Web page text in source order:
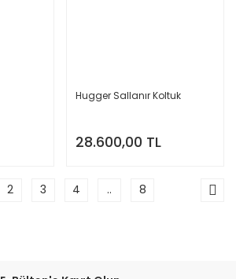
Hugger Sallanır Koltuk
28.600,00 TL
2 3 4 .. 8